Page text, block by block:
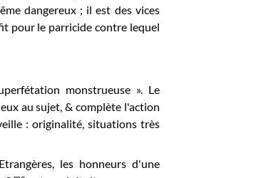
dangereux ; il est des vices
pour le parricide contre lequel
monstrueuse ». Le
au sujet, & complète l'action
: originalité, situations très
les honneurs d'une